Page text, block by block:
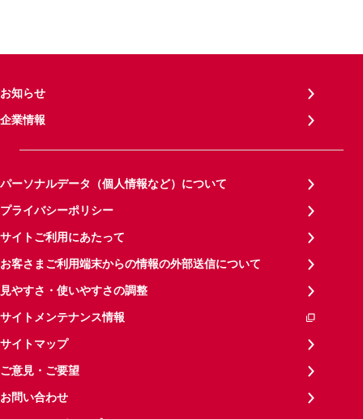
お知らせ
企業情報
パーソナルデータ（個人情報など）について
プライバシーポリシー
サイトご利用にあたって
お客さまご利用端末からの情報の外部送信について
見やすさ・使いやすさの調整
サイトメンテナンス情報
サイトマップ
ご意見・ご要望
お問い合わせ